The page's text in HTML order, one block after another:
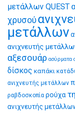
μετάλλων QUEST
χρυσού
μετάλλων
ανιχνευτής
αξεσουάρ ασύρματα
δίσκος καπάκι
ανιχνευτής μετάλλων
ραβδοσκοπία ρούχα
ανιχνευτής